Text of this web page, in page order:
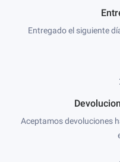
Entregado el siguiente
Aceptamos devoluciones